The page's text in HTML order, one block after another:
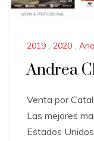
2019 , 2020 ,
Andrea
Venta por
Las mejores
Estados